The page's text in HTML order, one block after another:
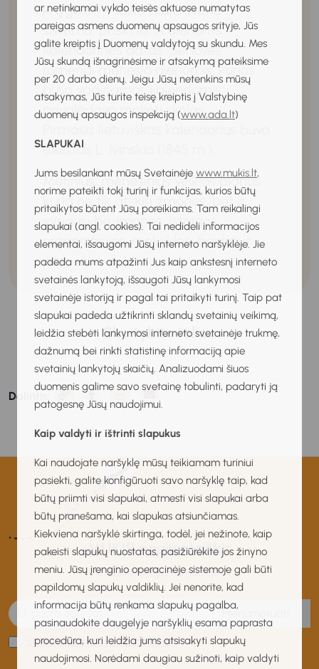
ar netinkamai vykdo teisės aktuose numatytas
pareigas asmens duomenų apsaugos srityje, Jūs
galite kreiptis į Duomenų valdytoją su skundu. Mes
Jūsų skundą išnagrinėsime ir atsakymą pateiksime
per 20 darbo dienų. Jeigu Jūsų netenkins mūsų
atsakymas, Jūs turite teisę kreiptis į Valstybinę
duomenų apsaugos inspekciją (www.ada.lt)
SLAPUKAI
Jums besilankant mūsų Svetainėje www.mukis.lt,
norime pateikti tokį turinį ir funkcijas, kurios būtų
pritaikytos būtent Jūsų poreikiams. Tam reikalingi
slapukai (angl. cookies). Tai nedideli informacijos
elementai, išsaugomi Jūsų interneto naršyklėje. Jie
padeda mums atpažinti Jus kaip ankstesnį interneto
svetainės lankytoją, išsaugoti Jūsų lankymosi
svetainėje istoriją ir pagal tai pritaikyti turinį. Taip pat
slapukai padeda užtikrinti sklandų svetainių veikimą,
leidžia stebėti lankymosi interneto svetainėje trukmę,
dažnumą bei rinkti statistinę informaciją apie
svetainių lankytojų skaičių. Analizuodami šiuos
duomenis galime savo svetainę tobulinti, padaryti ją
patogesnę Jūsų naudojimui.
Kaip valdyti ir ištrinti slapukus
Kai naudojate naršyklę mūsų teikiamam turiniui
pasiekti, galite konfigūruoti savo naršyklę taip, kad
būtų priimti visi slapukai, atmesti visi slapukai arba
būtų pranešama, kai slapukas atsiunčiamas.
Kiekviena naršyklė skirtinga, todėl, jei nežinote, kaip
pakeisti slapukų nuostatas, pasižiūrėkite jos žinyno
meniu. Jūsų įrenginio operacinėje sistemoje gali būti
papildomų slapukų valdiklių. Jei nenorite, kad
informacija būtų renkama slapukų pagalba,
pasinaudokite daugelyje naršyklių esama paprasta
procedūra, kuri leidžia jums atsisakyti slapukų
naudojimosi. Norėdami daugiau sužinoti, kaip valdyti
knygelė“) – laiko skaičiavimo
sistema, priskirianti dienoms
kalendorines datas. Senovės
romėnai mėnesio dienomis, kurios
buvo vadinamos kalendomis,
privalėdavo mokėti skolas.
išleistas L. Ivinskio (1845 m.).
Metinius, mėnesinius veiklos planus
kuria ne tik atskiri žmonės, bet ir
vyriausybė, įmonės, įstaigos,
organizacijos, mokyklos, bankai ir
pan.
Skaitykite toliau
Dalintis:
MUKIS naujienlaiškis
Gaukite naujienas pirmas!
Prenumeruoti
Sutinku su privatumo politika